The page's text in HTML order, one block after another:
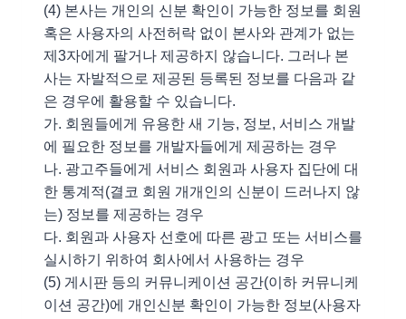
(4) 본사는 개인의 신분 확인이 가능한 정보를 회원
혹은 사용자의 사전허락 없이 본사와 관계가 없는
제3자에게 팔거나 제공하지 않습니다. 그러나 본
사는 자발적으로 제공된 등록된 정보를 다음과 같
은 경우에 활용할 수 있습니다.
가. 회원들에게 유용한 새 기능, 정보, 서비스 개발
에 필요한 정보를 개발자들에게 제공하는 경우
나. 광고주들에게 서비스 회원과 사용자 집단에 대
한 통계적(결코 회원 개개인의 신분이 드러나지 않
는) 정보를 제공하는 경우
다. 회원과 사용자 선호에 따른 광고 또는 서비스를
실시하기 위하여 회사에서 사용하는 경우
(5) 게시판 등의 커뮤니케이션 공간(이하 커뮤니케
이션 공간)에 개인신분 확인이 가능한 정보(사용자